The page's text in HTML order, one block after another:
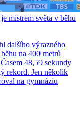
mistrem světa v běhu
dalšího výrazného
na 400 metrů
48,59 sekundy
rekord. Jen několik
na gymnáziu